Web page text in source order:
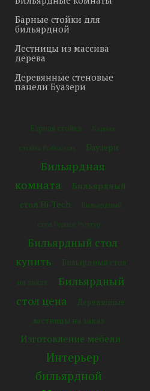
Барные стойки для
бильярдной
Лестницы из массива
дерева
Деревянные стеновые
панели Буазери
Барная стойка Барная
стойка Робинзон Баузери
Бильярдная
комната
Бильярдный
стол Hi-Tech
Бильярдный
стол Герцог Руптур
Бильярдный стол
купить
Бильярдный стол
на заказ
Бильярдный
стол цена
Деревянные
лестницы на заказ
Изготовление мебели
Интерьер
бильярдной